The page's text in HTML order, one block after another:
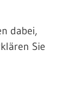
(m/w/d) im
dabei,
Sie